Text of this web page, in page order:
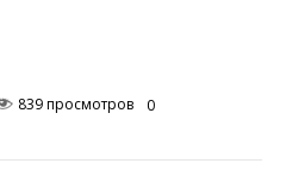
839 просмотров 0